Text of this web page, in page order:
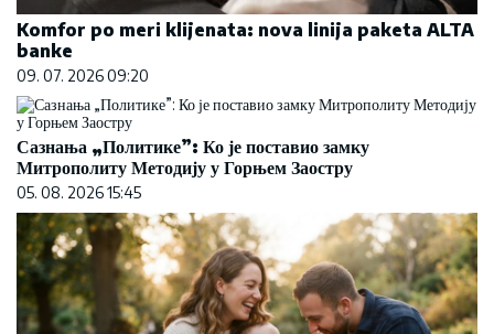
Komfor po meri klijenata: nova linija paketa ALTA
banke
09. 07. 2026 09:20
Сазнања „Политике”: Ко је поставио замку
Митрополиту Методију у Горњем Заостру
05. 08. 2026 15:45